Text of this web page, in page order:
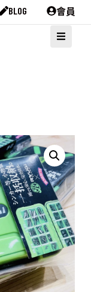
BLOG 會員